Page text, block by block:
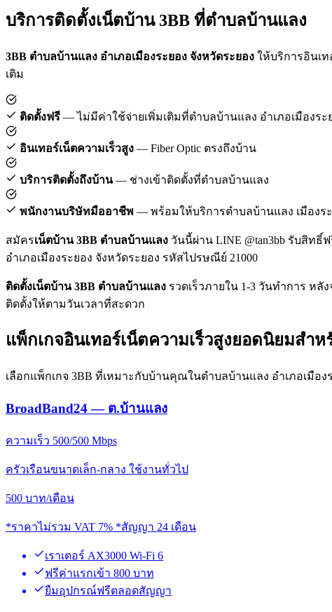
บริการติดตั้งเน็ตบ้าน 3BB ที่ตำบลบ้านแลง
3BB ตำบลบ้านแลง อำเภอเมืองระยอง จังหวัดระยอง ให้บริการอินเ
เติม
ติดตั้งฟรี — ไม่มีค่าใช้จ่ายเพิ่มเติมที่ตำบลบ้านแลง อำเภอเมืองระ
อินเทอร์เน็ตความเร็วสูง — Fiber Optic ตรงถึงบ้าน
บริการติดตั้งถึงบ้าน— ช่างเข้าติดตั้งที่ตำบลบ้านแลง
พนักงานบริษัทมืออาชีพ — พร้อมให้บริการตำบลบ้านแลง เมืองร
สมัครเน็ตบ้าน 3BB ตำบลบ้านแลง วันนี้ผ่าน LINE @tan3bb รับสิท
อำเภอเมืองระยอง จังหวัดระยอง รหัสไปรษณีย์ 21000
ติดตั้งเน็ตบ้าน 3BB ตำบลบ้านแลง รวดเร็วภายใน 1-3 วันทำการ ห
ติดตั้งให้ตามวันเวลาที่สะดวก
แพ็กเกจอินเทอร์เน็ตความเร็วสูงยอดนิยมสำ
เลือกแพ็กเกจ 3BB ที่เหมาะกับบ้านคุณในตำบลบ้านแลง อำเภอเมือง
BroadBand24 — ต.บ้านแลง
ความเร็ว 500/500 Mbps
ครัวเรือนขนาดเล็ก-กลาง ใช้งานทั่วไป
500 บาท/เดือน
*ราคาไม่รวม VAT 7% *สัญญา 24 เดือน
เราเตอร์ AX3000 Wi-Fi 6
ฟรีค่าแรกเข้า 800 บาท
ยืมอุปกรณ์ฟรีตลอดสัญญา